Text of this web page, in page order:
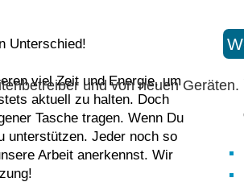
und von neuen Geräten.
Unterschied!
viel Zeit und Energie, um
aktuell zu halten. Doch
Tasche tragen. Wenn Du
unterstützen. Jeder noch so
Arbeit anerkennst. Wir